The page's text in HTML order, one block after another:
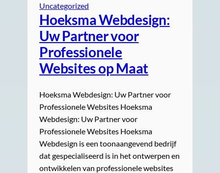
Uncategorized
Hoeksma Webdesign:
Uw Partner voor
Professionele
Websites op Maat
Hoeksma Webdesign: Uw Partner voor
Professionele Websites Hoeksma
Webdesign: Uw Partner voor
Professionele Websites Hoeksma
Webdesign is een toonaangevend bedrijf
dat gespecialiseerd is in het ontwerpen en
ontwikkelen van professionele websites